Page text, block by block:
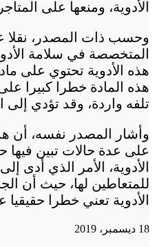
الأدوية، ومنعها على
وحسب ذات المصدر، نقلا
المتخصصة في سلامة
هذه الأدوية تحتوي على
هذه المادة خطرا كبيرا
تلفه واردة، وقد تؤدي إلى
وأشار المصدر نفسه، أن
على عدة حالات تبين
الأدوية، الأمر الذي أدى
للمتعاطين لها، حيث أن
الأدوية تعني خطرا حقيقيا
18 ديسمبر، 2019